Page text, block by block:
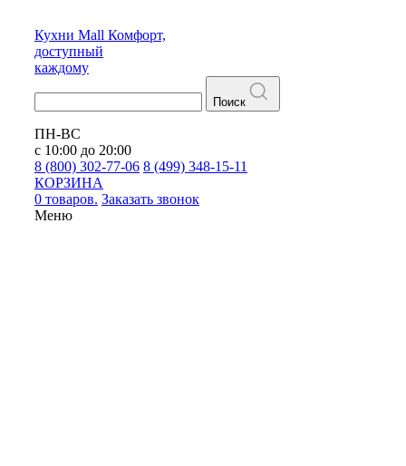
Кухни Mall Комфорт,
доступный
каждому
Поиск
ПН-ВС
с 10:00 до 20:00
8 (800) 302-77-06 8 (499) 348-15-11
КОРЗИНА
0 товаров. Заказать звонок
Меню